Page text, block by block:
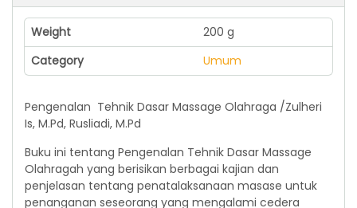
Weight
200 g
Category
Umum
Pengenalan Tehnik Dasar Massage Olahraga /Zulheri
Is, M.Pd, Rusliadi, M.Pd
Buku ini tentang Pengenalan Tehnik Dasar Massage
Olahragah yang berisikan berbagai kajian dan
penjelasan tentang penatalaksanaan masase untuk
penanganan seseorang yang mengalami cedera